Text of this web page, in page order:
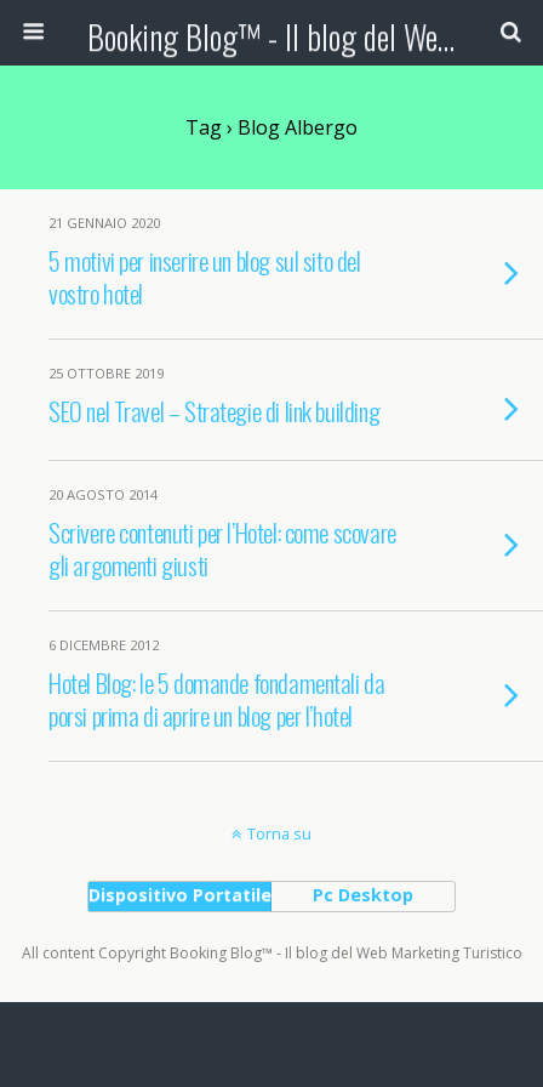
Booking Blog™ - Il blog del Web Marketing Turistico
Tag › Blog Albergo
21 GENNAIO 2020
5 motivi per inserire un blog sul sito del
vostro hotel
25 OTTOBRE 2019
SEO nel Travel – Strategie di link building
20 AGOSTO 2014
Scrivere contenuti per l’Hotel: come scovare
gli argomenti giusti
6 DICEMBRE 2012
Hotel Blog: le 5 domande fondamentali da
porsi prima di aprire un blog per l’hotel
Torna su
Dispositivo Portatile Pc Desktop
All content Copyright Booking Blog™ - Il blog del Web Marketing Turistico